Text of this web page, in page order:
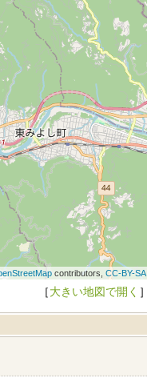
contributors, CC-BY-SA
［大きい地図で開く ］